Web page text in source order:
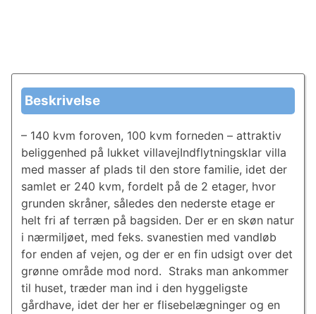
Beskrivelse
– 140 kvm foroven, 100 kvm forneden – attraktiv
beliggenhed på lukket villavejIndflytningsklar villa
med masser af plads til den store familie, idet der
samlet er 240 kvm, fordelt på de 2 etager, hvor
grunden skråner, således den nederste etage er
helt fri af terræn på bagsiden. Der er en skøn natur
i nærmiljøet, med feks. svanestien med vandløb
for enden af vejen, og der er en fin udsigt over det
grønne område mod nord. Straks man ankommer
til huset, træder man ind i den hyggeligste
gårdhave, idet der her er flisebelægninger og en